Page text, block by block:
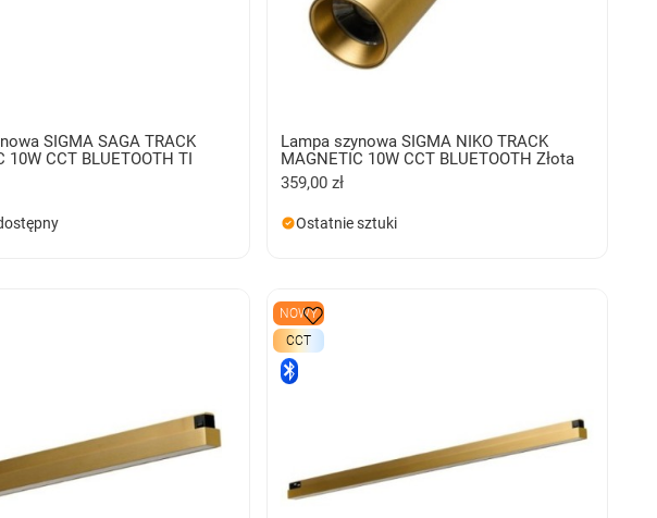
SIGMA SAGA TRACK
10W CCT BLUETOOTH TI
Lampa szynowa SIGMA NIKO TRACK
MAGNETIC 10W CCT BLUETOOTH Złota
359,00 zł
Ostatnie sztuki
NOWY
CCT